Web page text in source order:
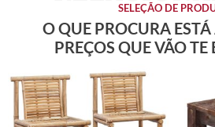
SELEÇÃO DE
O QUE PROCURA
PREÇOS QUE VÃO TE